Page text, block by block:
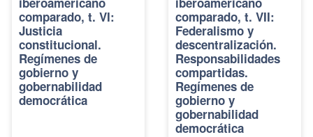
comparado, t. VI:
Justicia
constitucional.
Regímenes de
gobierno y
gobernabilidad
democrática
comparado, t. VII:
Federalismo y
descentralización.
Responsabilidades
compartidas.
Regímenes de
gobierno y
gobernabilidad
democrática